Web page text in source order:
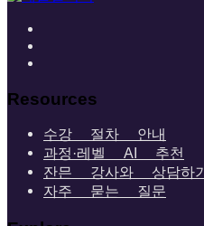
Resources
수강 절차 안내
과정·레벨 AI 추천
잔믄 강사와 상담하기
자주 묻는 질문